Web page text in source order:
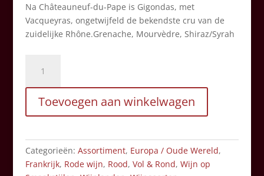
Na Châteauneuf-du-Pape is Gigondas, met
Vacqueyras, ongetwijfeld de bekendste cru van de
zuidelijke Rhône.Grenache, Mourvèdre, Shiraz/Syrah
Berard
|
Gigondas
|
aantal
Toevoegen aan winkelwagen
Categorieën: Assortiment, Europa / Oude Wereld,
Frankrijk, Rode wijn, Rood, Vol & Rond, Wijn op